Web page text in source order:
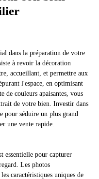
dans la préparation de votre
à revoir la décoration
accueillant, et permettre aux
l'espace, en optimisant
de couleurs apaisantes, vous
de votre bien. Investir dans
pour séduire un plus grand
une vente rapide.
essentielle pour capturer
Les photos
caractéristiques uniques de